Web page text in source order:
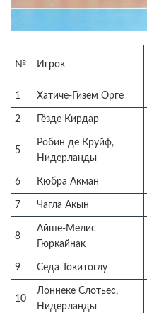
№ Игрок
1 Хатиче-Гизем Орге
2 Гёзде Кирдар
5
Робин де Круйф,
Нидерланды
6 Кюбра Акман
7 Чагла Акын
8
Айше-Мелис
Гюркайнак
9 Седа Токитоглу
10
Лоннеке Слотьес,
Нидерланды